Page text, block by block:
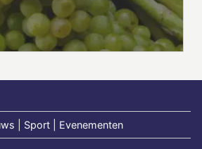
| Sport | Evenementen